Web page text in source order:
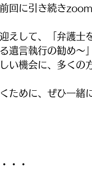
回に引き続き
えして、「弁護士
遺言執行の勧め〜
い機会に、多くの
ために、ぜひ一緒
・・